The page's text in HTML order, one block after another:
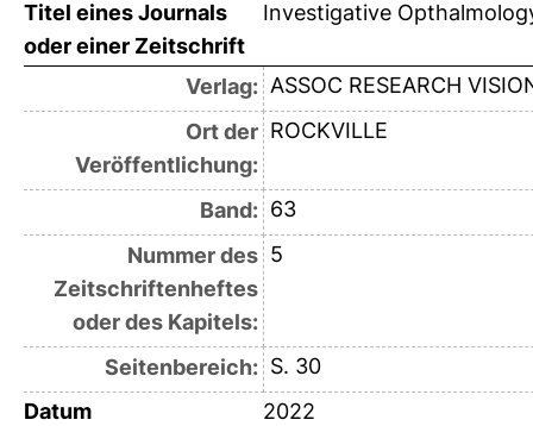
Titel eines Journals
oder einer Zeitschrift
Investigative
Verlag: ASSOC RESEARCH
Ort der
Veröffentlichung:
ROCKVILLE
Band: 63
Nummer des
Zeitschriftenheftes
oder des Kapitels:
5
Seitenbereich: S. 30
Datum
2022